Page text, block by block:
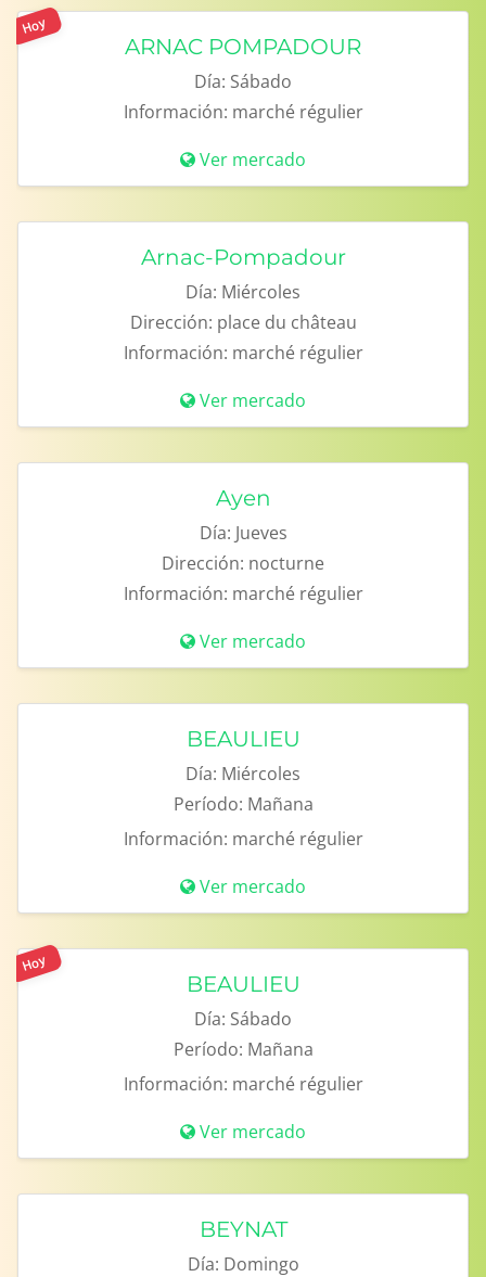
Hoy
ARNAC POMPADOUR
Día: Sábado
Información: marché régulier
Ver mercado
Arnac-Pompadour
Día: Miércoles
Dirección: place du château
Información: marché régulier
Ver mercado
Ayen
Día: Jueves
Dirección: nocturne
Información: marché régulier
Ver mercado
BEAULIEU
Día: Miércoles
Período: Mañana
Información: marché régulier
Ver mercado
Hoy
BEAULIEU
Día: Sábado
Período: Mañana
Información: marché régulier
Ver mercado
BEYNAT
Día: Domingo